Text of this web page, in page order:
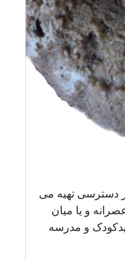
دسترسی تهیه می
و یا میان
و مدرسه